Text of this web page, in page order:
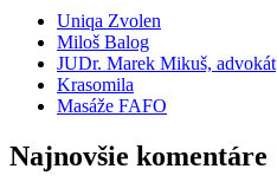
Uniqa Zvolen
Miloš Balog
JUDr. Marek Mikuš, advokát
Krasomila
Masáže FAFO
Najnovšie komentáre